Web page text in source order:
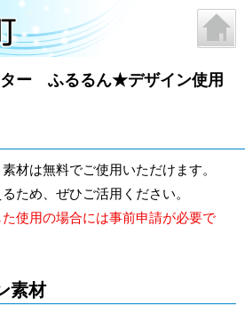
ター ふるるん★デザイン使用
材は無料でご使用いただけます。
ため、ぜひご活用ください。
た使用の場合には事前申請が必要で
素材